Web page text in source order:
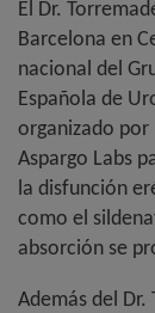
El Dr.
Barcelona en
nacional del
Española de
organizado por
Aspargo Labs
la disfunción
como el
absorción se
Además del